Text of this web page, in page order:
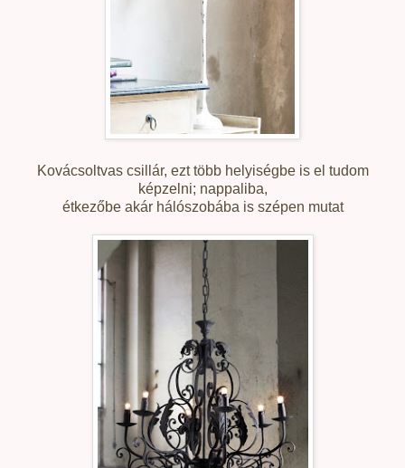
Kovácsoltvas csillár, ezt több helyiségbe is el tudom
képzelni; nappaliba,
étkezőbe akár hálószobába is szépen mutat